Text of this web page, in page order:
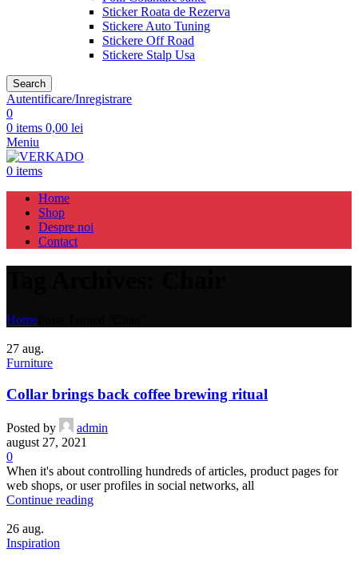
Sticker Roata de Rezerva
Stickere Auto Tuning
Stickere Off Road
Stickere Stalp Usa
Search
Autentificare/Inregistrare
0
0 items 0,00 lei
Meniu
0 items
Home
Shop
Despre noi
Contact
Home
27 aug.
Furniture
Collar brings back coffee brewing ritual
Posted by
admin
august 27, 2021
0
When it's about controlling hundreds of articles, product pages for
web shops, or user profiles in social networks, all
Continue reading
26 aug.
Inspiration